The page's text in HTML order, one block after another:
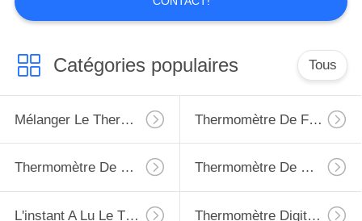
Thermomètre de lait
de bébé
10
Catégories populaires Tous
Mélanger Le Thermomètre Thermomètre De Four
Thermomètre De Viande Thermomètre De Congélateur De Réfrigérateur
L'instant A Lu Le Thermomètre Numérique Thermomètre Digital Étanche